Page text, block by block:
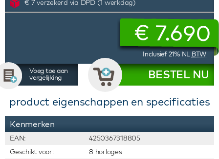
€ 7 verzekerd via DPD (1 werkdag)
€ 7.690
Inclusief 21% NL BTW
Voeg toe aan
vergelijking
BESTEL NU
product eigenschappen en specificaties
Kenmerken
EAN:
4250367318805
Geschikt voor:
8 horloges